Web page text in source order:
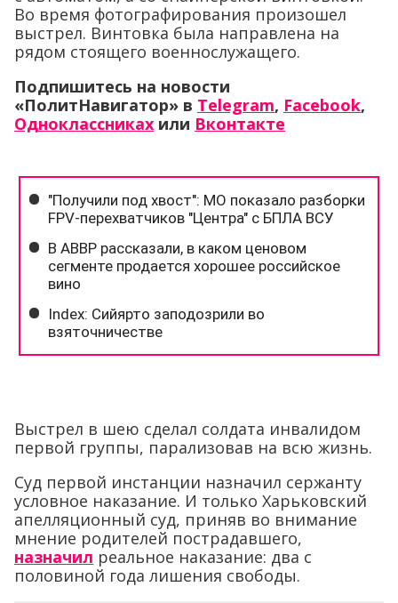
Во время фотографирования произошел
выстрел. Винтовка была направлена на
рядом стоящего военнослужащего.
Подпишитесь на новости
«ПолитНавигатор» в Telegram, Facebook,
Одноклассниках или Вконтакте
Выстрел в шею сделал солдата инвалидом
первой группы, парализовав на всю жизнь.
Суд первой инстанции назначил сержанту
условное наказание. И только Харьковский
апелляционный суд, приняв во внимание
мнение родителей пострадавшего,
назначил реальное наказание: два с
половиной года лишения свободы.